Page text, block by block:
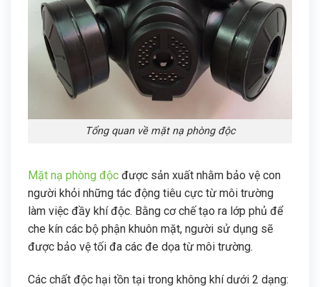
Tổng quan về mặt nạ phòng độc
Mặt nạ phòng độc được sản xuất nhằm bảo vệ con
người khỏi những tác động tiêu cực từ môi trường
làm việc đầy khí độc. Bằng cơ chế tạo ra lớp phủ để
che kín các bộ phận khuôn mặt, người sử dụng sẽ
được bảo vệ tối đa các đe dọa từ môi trường.
Các chất độc hại tồn tại trong không khí dưới 2 dạng: